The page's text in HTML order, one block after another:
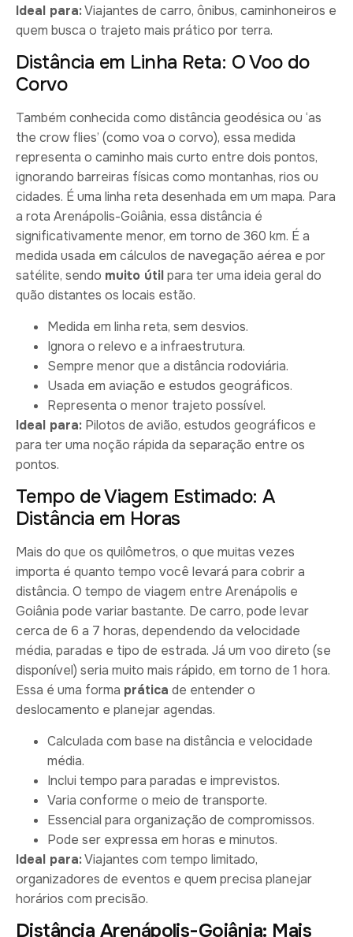
Ideal para:Viajantes de carro, ônibus, caminhoneiros e
quem busca o trajeto mais prático por terra.
Distância em Linha Reta: O Voo do
Corvo
Também conhecida como distância geodésica ou ‘as
the crow flies’ (como voa o corvo), essa medida
representa o caminho mais curto entre dois pontos,
ignorando barreiras físicas como montanhas, rios ou
cidades. É uma linha reta desenhada em um mapa. Para
a rota Arenápolis-Goiânia, essa distância é
significativamente menor, em torno de 360 km. É a
medida usada em cálculos de navegação aérea e por
satélite, sendo muito útilpara ter uma ideia geral do
quão distantes os locais estão.
Medida em linha reta, sem desvios.
Ignora o relevo e a infraestrutura.
Sempre menor que a distância rodoviária.
Usada em aviação e estudos geográficos.
Representa o menor trajeto possível.
Ideal para: Pilotos de avião, estudos geográficos e
para ter uma noção rápida da separação entre os
pontos.
Tempo de Viagem Estimado: A
Distância em Horas
Mais do que os quilômetros, o que muitas vezes
importa é quanto tempo você levará para cobrir a
distância. O tempo de viagem entre Arenápolis e
Goiânia pode variar bastante. De carro, pode levar
cerca de 6 a 7 horas, dependendo da velocidade
média, paradas e tipo de estrada. Já um voo direto (se
disponível) seria muito mais rápido, em torno de 1 hora.
Essa é uma forma prática de entender o
deslocamento e planejar agendas.
Calculada com base na distância e velocidade
média.
Inclui tempo para paradas e imprevistos.
Varia conforme o meio de transporte.
Essencial para organização de compromissos.
Pode ser expressa em horas e minutos.
Ideal para:Viajantes com tempo limitado,
organizadores de eventos e quem precisa planejar
horários com precisão.
Distância Arenápolis-Goiânia: Mais